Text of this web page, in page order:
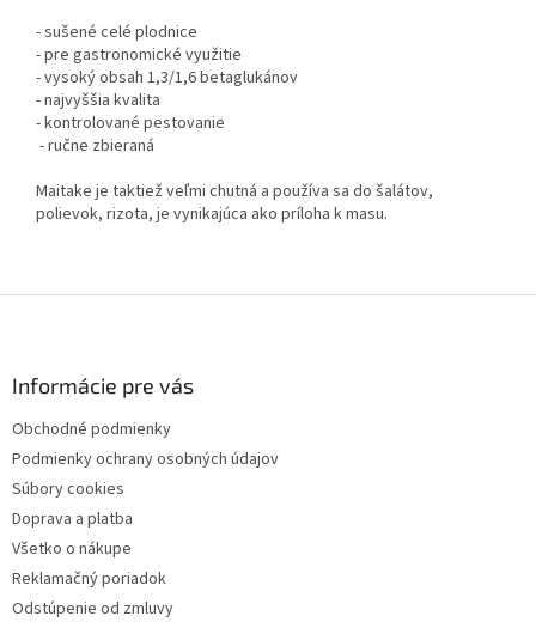
- sušené celé plodnice
- pre gastronomické využitie
- vysoký obsah 1,3/1,6 betaglukánov
- najvyššia kvalita
- kontrolované pestovanie
- ručne zbieraná
Maitake je taktiež veľmi chutná a používa sa do šalátov,
polievok, rizota, je vynikajúca ako príloha k masu.
Informácie pre vás
Obchodné podmienky
Podmienky ochrany osobných údajov
Súbory cookies
Doprava a platba
Všetko o nákupe
Reklamačný poriadok
Odstúpenie od zmluvy